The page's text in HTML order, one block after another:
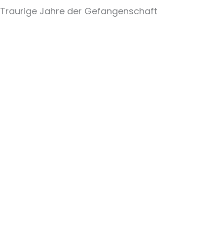
Traurige Jahre der Gefangenschaft